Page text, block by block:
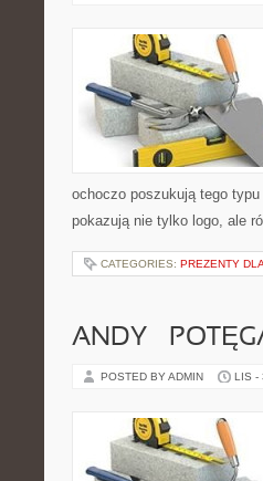
ochoczo poszukują tego typu
pokazują nie tylko logo, ale
CATEGORIES: PREZENTY
ANDY –
POSTED BY ADMIN LIS -